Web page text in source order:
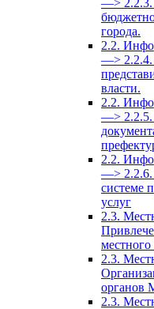
—> 2.2.3.
города.
2.2.
—> 2.2.4.
власти.
2.2.
—> 2.2.5.
2.2.
—> 2.2.6.
системе
услуг
2.3.
местного
2.3.
органов
2.3.